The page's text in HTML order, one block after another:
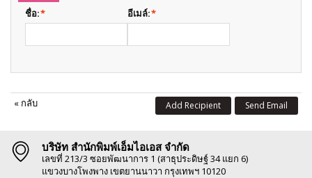
*
ชื่อ: *
อีเมล์:
« กลับ Send Email
Add Recipient
บริษัท สำนักพิมพ์เอ็มไอเอส จำกัด
เลขที่ 213/3 ซอยพัฒนาการ 1 (สาธุประดิษฐ์ 34 แยก 6)
แขวงบางโพงพาง เขตยานนาวา กรุงเทพฯ 10120